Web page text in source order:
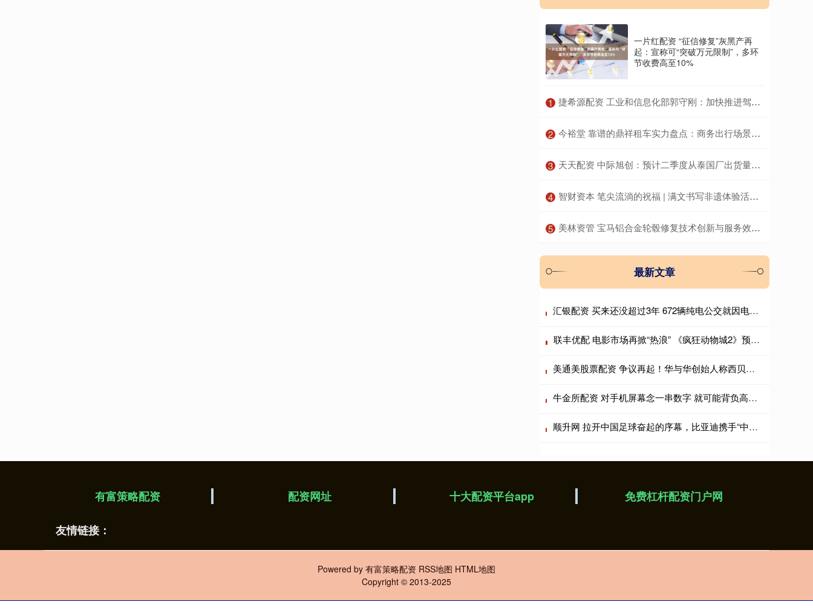
一片红配资 “征信修复”灰黑产再
起：宣称可“突破万元限制”，多环
节收费高至10%
1 ​捷希源配资 工业和信息化部郭守刚：加快推进驾驶自动化、碰撞安全等重点标准研制
2 ​今裕堂 靠谱的鼎祥租车实力盘点：商务出行场景下的服务保障解析
3 ​天天配资 中际旭创：预计二季度从泰国厂出货量已能满足北美客户订单需求
4 ​智财资本 笔尖流淌的祝福 | 满文书写非遗体验活动圆满举行
5 ​美林资管 宝马铝合金轮毂修复技术创新与服务效果：领驰引领行业服务标准
最新文章
汇银配资 买来还没超过3年 672辆纯电公交就因电池故障大面积停运！东莞最大公交公司起诉卖家
联丰优配 电影市场再掀“热浪” 《疯狂动物城2》预售票房破2亿元
美通美股票配资 争议再起！华与华创始人称西贝被算计 罗永浩：下午六点前公开道歉
牛金所配资 对手机屏幕念一串数字 就可能背负高额网贷？网上热传的“新骗术”是真是假？
顺升网 拉开中国足球奋起的序幕，比亚迪携手“中国足球小将”征战2034杯_少年_新能源_车下线
有富策略配资 配资网址 十大配资平台app 免费杠杆配资门户网
友情链接：
Powered by 有富策略配资 RSS地图 HTML地图
Copyright © 2013-2025